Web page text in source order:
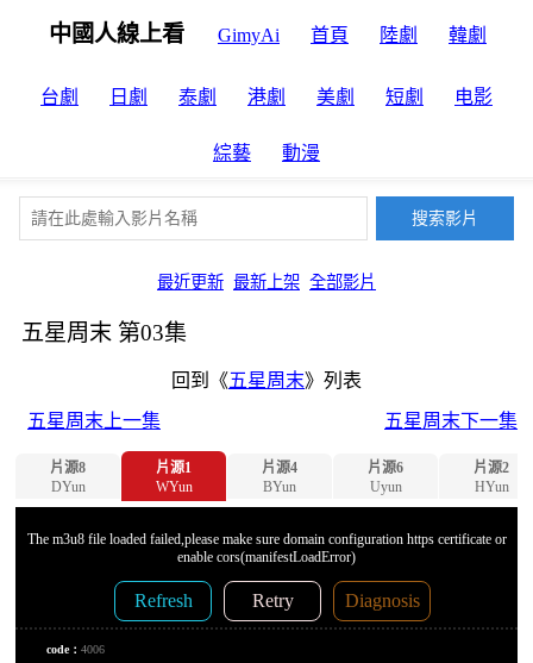
中國人線上看 GimyAi 首頁 陸劇 韓劇
台劇 日劇 泰劇 港劇 美劇 短劇 电影
綜藝 動漫
最近更新 最新上架 全部影片
五星周末 第03集
回到《五星周末》列表
五星周末上一集
五星周末下一集
片源8
DYun
片源1
WYun
片源4
BYun
片源6
Uyun
片源2
HYun